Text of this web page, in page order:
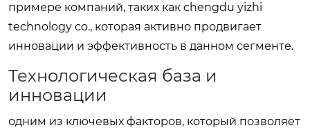
примере компаний, таких как chengdu yizhi
technology co., которая активно продвигает
инновации и эффективность в данном сегменте.
Технологическая база и
инновации
одним из ключевых факторов, который позволяет